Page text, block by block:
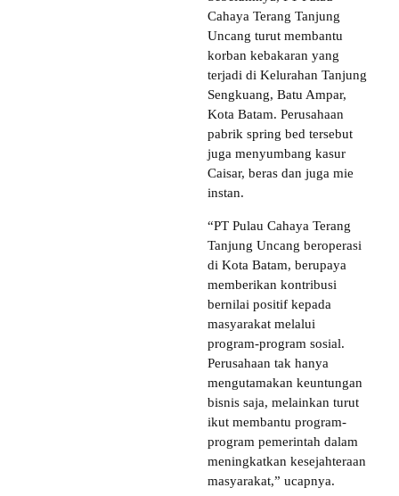
Cahaya Terang Tanjung
Uncang turut membantu
korban kebakaran yang
terjadi di Kelurahan Tanjung
Sengkuang, Batu Ampar,
Kota Batam. Perusahaan
pabrik spring bed tersebut
juga menyumbang kasur
Caisar, beras dan juga mie
instan.
“PT Pulau Cahaya Terang
Tanjung Uncang beroperasi
di Kota Batam, berupaya
memberikan kontribusi
bernilai positif kepada
masyarakat melalui
program-program sosial.
Perusahaan tak hanya
mengutamakan keuntungan
bisnis saja, melainkan turut
ikut membantu program-
program pemerintah dalam
meningkatkan kesejahteraan
masyarakat,” ucapnya.